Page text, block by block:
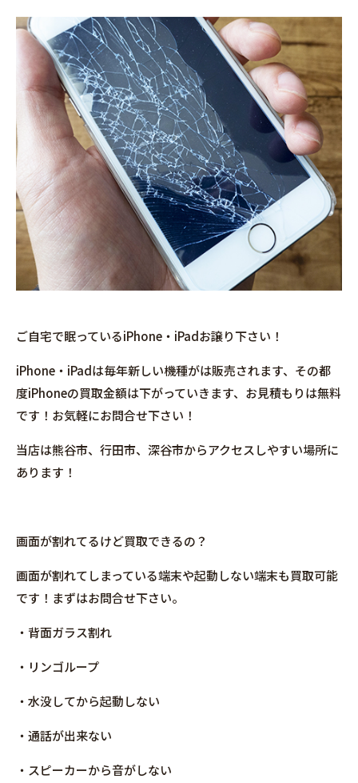
ご自宅で眠っているiPhone・iPadお譲り下さい！
iPhone・iPadは毎年新しい機種がは販売されます、その都
度iPhoneの買取金額は下がっていきます、お見積もりは無料
です！お気軽にお問合せ下さい！
当店は熊谷市、行田市、深谷市からアクセスしやすい場所に
あります！
画面が割れてるけど買取できるの？
画面が割れてしまっている端末や起動しない端末も買取可能
です！まずはお問合せ下さい。
・背面ガラス割れ
・リンゴループ
・水没してから起動しない
・通話が出来ない
・スピーカーから音がしない